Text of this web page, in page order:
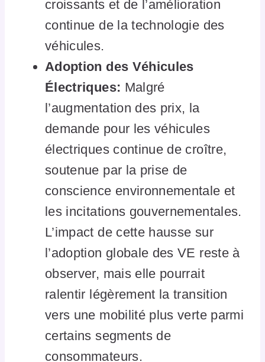
croissants et de l’amélioration
continue de la technologie des
véhicules.
Adoption des Véhicules
Électriques: Malgré
l’augmentation des prix, la
demande pour les véhicules
électriques continue de croître,
soutenue par la prise de
conscience environnementale et
les incitations gouvernementales.
L’impact de cette hausse sur
l’adoption globale des VE reste à
observer, mais elle pourrait
ralentir légèrement la transition
vers une mobilité plus verte parmi
certains segments de
consommateurs.